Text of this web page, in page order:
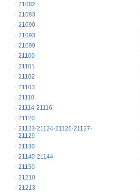
21082
21083
21090
21093
21099
21100
21101
21102
21103
21110
21114-21116
21120
21123-21124-21126-21127-
21129
21130
21140-21144
21150
21210
21213